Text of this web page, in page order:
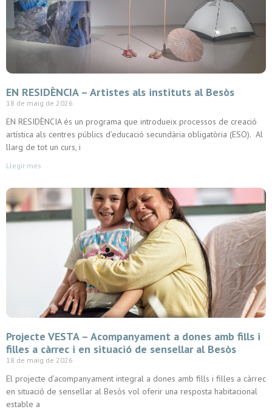
EN RESIDÈNCIA – Artistes als instituts al Besòs
18 de maig de 2026
EN RESIDÈNCIA és un programa que introdueix processos de creació
artística als centres públics d’educació secundària obligatòria (ESO). Al
llarg de tot un curs, i
Llegir més
Projecte VESTA – Acompanyament a dones amb fills i
filles a càrrec i en situació de sensellar al Besòs
18 de maig de 2026
El projecte d’acompanyament integral a dones amb fills i filles a càrrec
en situació de sensellar al Besòs vol oferir una resposta habitacional
estable a